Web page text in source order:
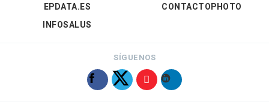
EPDATA.ES
INFOSALUS
CONTACTOPHOTO
SÍGUENOS